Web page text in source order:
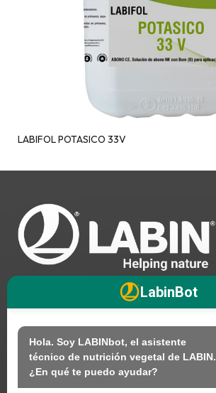
LABIFOL POTASICO 33V
Nosotros
Productos
LabinBot
Hola. Soy LABINbot, el asistente
técnico de nutrición vegetal de LABIN.
¿En qué te puedo ayudar?